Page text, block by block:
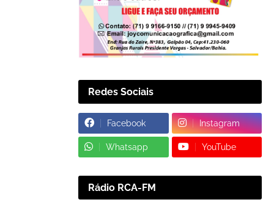
Redes Sociais
Facebook Instagram
Whatsapp YouTube
Rádio RCA-FM